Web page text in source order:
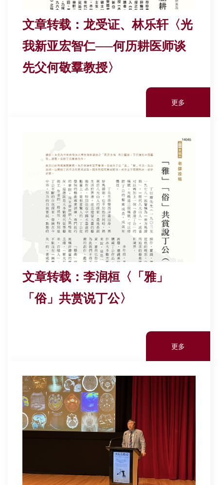
文章转载：龙受证、林乐轩〈光
我新亚宏智仁──何历耕医师谈
先父何敬羣教授〉
更多
文章转载：李润桓〈「雅」
「俗」共赏说丁公〉
更多